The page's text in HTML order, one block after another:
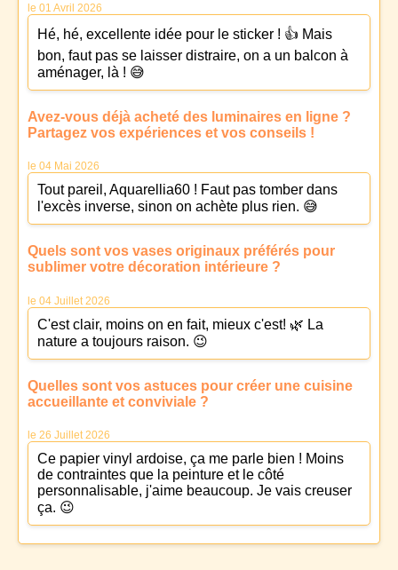
le 01 Avril 2026
Hé, hé, excellente idée pour le sticker ! 👍 Mais
bon, faut pas se laisser distraire, on a un balcon à
aménager, là ! 😅
Avez-vous déjà acheté des luminaires en ligne ?
Partagez vos expériences et vos conseils !
le 04 Mai 2026
Tout pareil, Aquarellia60 ! Faut pas tomber dans
l'excès inverse, sinon on achète plus rien. 😅
Quels sont vos vases originaux préférés pour
sublimer votre décoration intérieure ?
le 04 Juillet 2026
C'est clair, moins on en fait, mieux c'est! 🌿 La
nature a toujours raison. 😉
Quelles sont vos astuces pour créer une cuisine
accueillante et conviviale ?
le 26 Juillet 2026
Ce papier vinyl ardoise, ça me parle bien ! Moins
de contraintes que la peinture et le côté
personnalisable, j'aime beaucoup. Je vais creuser
ça. 😉